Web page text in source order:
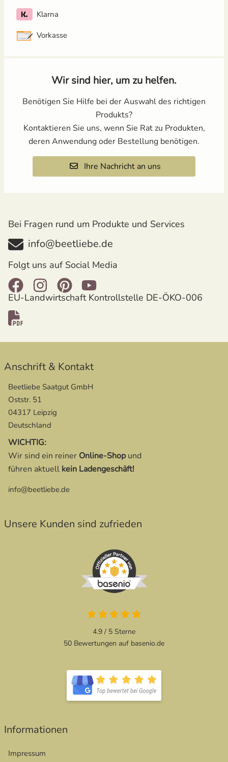
Klarna
Vorkasse
Wir sind hier, um zu helfen.
Benötigen Sie Hilfe bei der Auswahl des richtigen
Produkts?
Kontaktieren Sie uns, wenn Sie Rat zu Produkten,
deren Anwendung oder Bestellung benötigen.
Ihre Nachricht an uns
Bei Fragen rund um Produkte und Services
info@beetliebe.de
Folgt uns auf Social Media
EU-Landwirtschaft Kontrollstelle DE-ÖKO-006
Anschrift & Kontakt
Beetliebe Saatgut GmbH
Oststr. 51
04317 Leipzig
Deutschland
WICHTIG:
Wir sind ein reiner Online-Shopund
führen aktuell kein Ladengeschäft!
info@beetliebe.de
Unsere Kunden sind zufrieden
4.9 / 5 Sterne
50 Bewertungen auf basenio.de
öffnet in neuem Fenster
Informationen
Impressum